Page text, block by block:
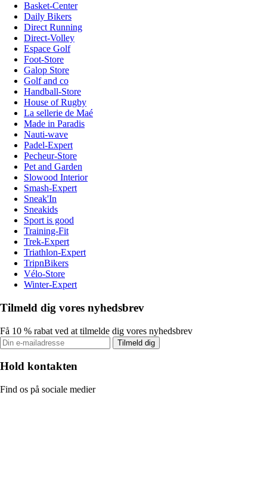
Basket-Center
Daily Bikers
Direct Running
Direct-Volley
Espace Golf
Foot-Store
Galop Store
Golf and co
Handball-Store
House of Rugby
La sellerie de Maé
Made in Paradis
Nauti-wave
Padel-Expert
Pecheur-Store
Pet and Garden
Slowood Interior
Smash-Expert
Sneak'In
Sneakids
Sport is good
Training-Fit
Trek-Expert
Triathlon-Expert
TripnBikers
Vélo-Store
Winter-Expert
Tilmeld dig vores nyhedsbrev
Få 10 % rabat ved at tilmelde dig vores nyhedsbrev
Tilmeld dig
Hold kontakten
Find os på sociale medier